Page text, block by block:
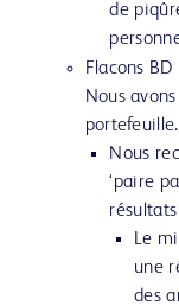
de
Flacons BD
Nous
portefeuille.
Nous
‘paire
Le
une
des